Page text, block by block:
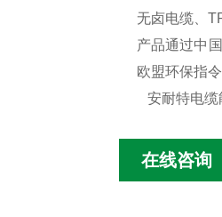
无卤电缆、
产品通过中
欧盟环保指
安耐特电缆
在线咨询